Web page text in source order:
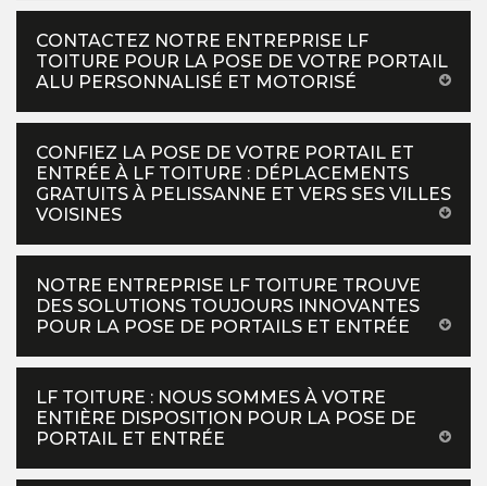
CONTACTEZ NOTRE ENTREPRISE LF
TOITURE POUR LA POSE DE VOTRE PORTAIL
ALU PERSONNALISÉ ET MOTORISÉ
CONFIEZ LA POSE DE VOTRE PORTAIL ET
ENTRÉE À LF TOITURE : DÉPLACEMENTS
GRATUITS À PELISSANNE ET VERS SES VILLES
VOISINES
NOTRE ENTREPRISE LF TOITURE TROUVE
DES SOLUTIONS TOUJOURS INNOVANTES
POUR LA POSE DE PORTAILS ET ENTRÉE
LF TOITURE : NOUS SOMMES À VOTRE
ENTIÈRE DISPOSITION POUR LA POSE DE
PORTAIL ET ENTRÉE